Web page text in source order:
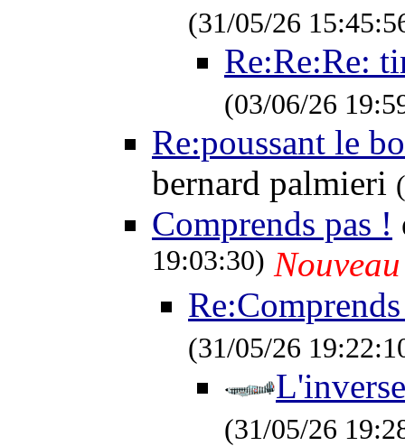
(31/05/26
Re:Re:Re:
(03/06/26
Re:poussant le
bernard palmieri
Comprends pas !
19:03:30) Nouveau
(31/05/26
(31/05/26